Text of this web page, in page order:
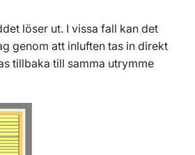
löser ut. I vissa fall kan det
genom att inluften tas in direkt
tillbaka till samma utrymme